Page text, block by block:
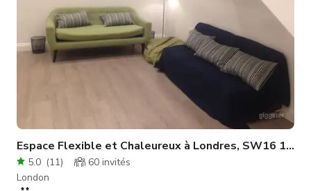
Espace Flexible et Chaleureux à Londres, SW16 1NS
5.0 (11) 60 invités
London